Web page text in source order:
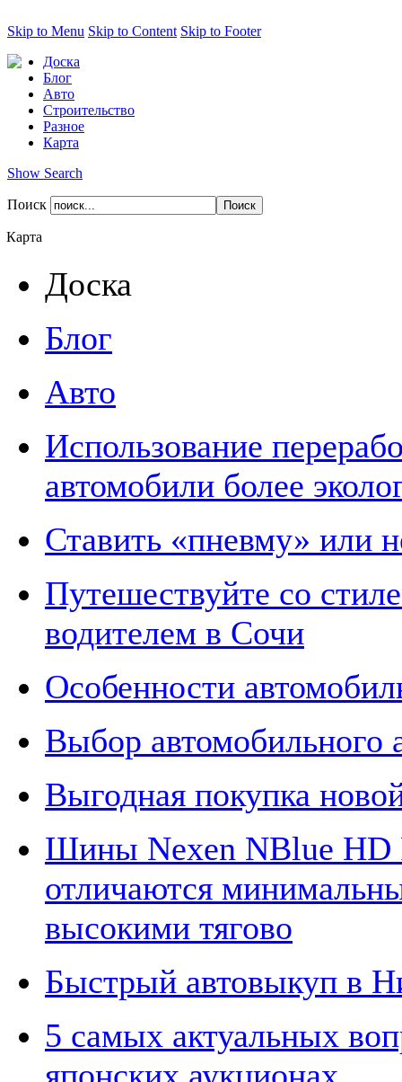
Skip to Menu Skip to Content Skip to Footer
Доска
Блог
Авто
Строительство
Разное
Карта
Show Search
Поиск
Карта
Доска
Блог
Авто
Использование
автомобили более
Ставить «пневму» или
Путешествуйте со
водителем в Сочи
Особенности
Выбор автомобильного
Выгодная покупка
Шины Nexen NBlue HD
отличаются
высокими тягово
Быстрый автовыкуп в
5 самых актуальных